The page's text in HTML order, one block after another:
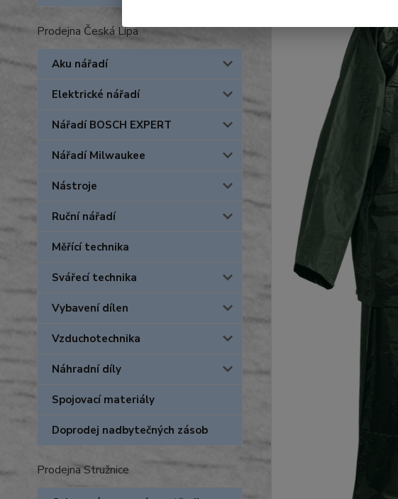
Prodejna Česká Lípa
Aku nářadí
Elektrické nářadí
Nářadí BOSCH EXPERT
Nářadí Milwaukee
Nástroje
Ruční nářadí
Měřící technika
Svářecí technika
Vybavení dílen
Vzduchotechnika
Náhradní díly
Spojovací materiály
Doprodej nadbytečných zásob
Prodejna Stružnice